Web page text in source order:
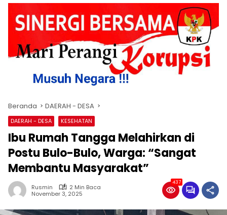
Beranda DAERAH - DESA
DAERAH - DESA KESEHATAN
Ibu Rumah Tangga Melahirkan di
Postu Bulo-Bulo, Warga: “Sangat
Membantu Masyarakat”
Rusmin
2 Min Baca
November 3, 2025
437